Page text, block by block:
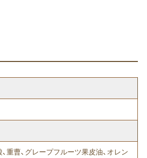
重曹、グレープフルーツ果皮油、オレン